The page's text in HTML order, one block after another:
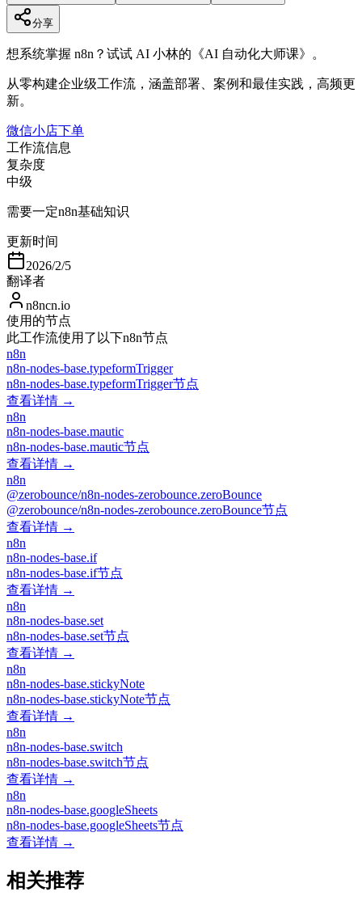
分享
想系统掌握 n8n？试试 AI 小林的《AI 自动化大师课》。
从零构建企业级工作流，涵盖部署、案例和最佳实践，高频更
新。
微信小店下单
工作流信息
复杂度
中级
需要一定n8n基础知识
更新时间
2026/2/5
翻译者
n8ncn.io
使用的节点
此工作流使用了以下n8n节点
n8n
n8n-nodes-base.typeformTrigger
n8n-nodes-base.typeformTrigger节点
查看详情 →
n8n
n8n-nodes-base.mautic
n8n-nodes-base.mautic节点
查看详情 →
n8n
@zerobounce/n8n-nodes-zerobounce.zeroBounce
@zerobounce/n8n-nodes-zerobounce.zeroBounce节点
查看详情 →
n8n
n8n-nodes-base.if
n8n-nodes-base.if节点
查看详情 →
n8n
n8n-nodes-base.set
n8n-nodes-base.set节点
查看详情 →
n8n
n8n-nodes-base.stickyNote
n8n-nodes-base.stickyNote节点
查看详情 →
n8n
n8n-nodes-base.switch
n8n-nodes-base.switch节点
查看详情 →
n8n
n8n-nodes-base.googleSheets
n8n-nodes-base.googleSheets节点
查看详情 →
相关推荐